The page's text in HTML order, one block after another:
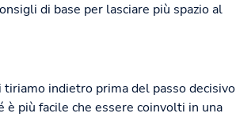
di base per lasciare più spazio al
indietro prima del passo decisivo
più facile che essere coinvolti in una